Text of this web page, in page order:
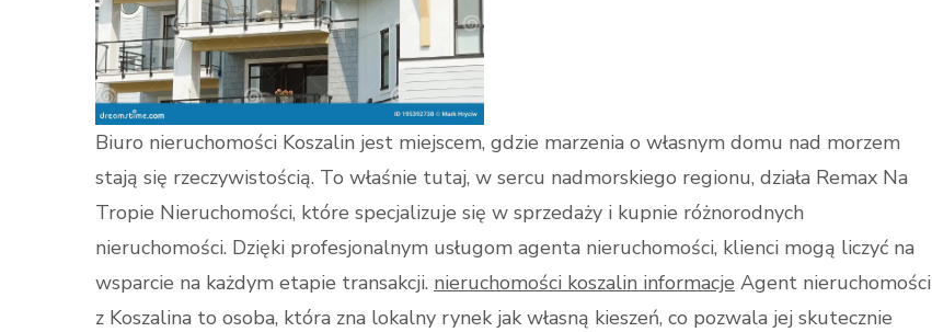
Biuro nieruchomości Koszalin jest miejscem, gdzie marzenia o własnym domu nad morzem
stają się rzeczywistością. To właśnie tutaj, w sercu nadmorskiego regionu, działa Remax Na
Tropie Nieruchomości, które specjalizuje się w sprzedaży i kupnie różnorodnych
nieruchomości. Dzięki profesjonalnym usługom agenta nieruchomości, klienci mogą liczyć na
wsparcie na każdym etapie transakcji. nieruchomości koszalin informacje Agent nieruchomości
z Koszalina to osoba, która zna lokalny rynek jak własną kieszeń, co pozwala jej skutecznie